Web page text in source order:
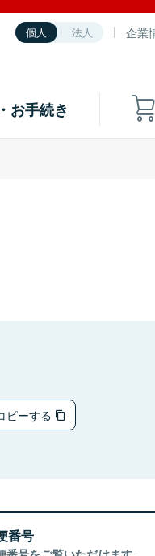
個人 法人 企業
お手続き
ピーする
番号